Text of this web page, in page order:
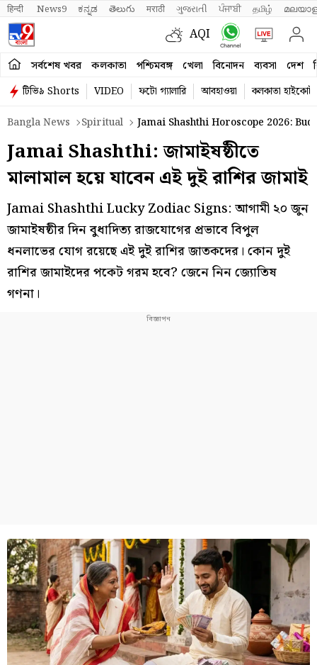
हिन्दी News9 ಕನ್ನಡ తెలుగు मराठी ગુજરાતી ਪੰਜਾਬੀ தமிழ்
AQI
সর্বশেষ খবর কলকাতা পশ্চিমবঙ্গ খেলা বিনোদন ব্যবসা দেশ
টিভি৯ Shorts VIDEO ফটো গ্যালারি আবহাওয়া
কলকাতা হাইকোর্ট
Bangla News
Spiritual Jamai Shashthi Horoscope 2026:
Jamai Shashthi: জামাইষষ্ঠীতে
মালামাল হয়ে যাবেন এই দুই রাশির জামাই
Jamai Shashthi Lucky Zodiac Signs: আগামী ২০ জুন
জামাইষষ্ঠীর দিন বুধাদিত্য রাজযোগের প্রভাবে বিপুল
ধনলাভের যোগ রয়েছে এই দুই রাশির জাতকদের। কোন দুই
রাশির জামাইদের পকেট গরম হবে? জেনে নিন জ্যোতিষ
গণনা।